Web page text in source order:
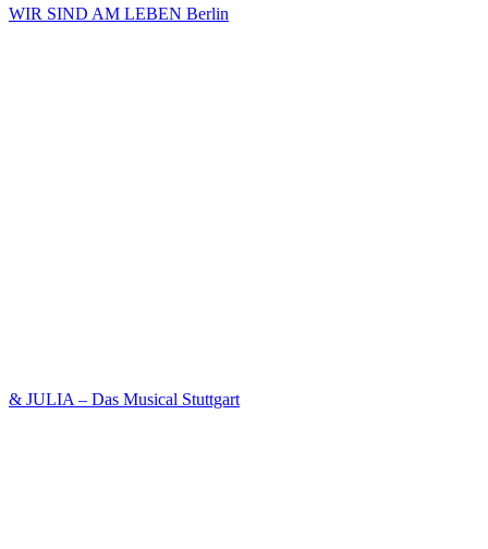
WIR SIND AM LEBEN Berlin
& JULIA – Das Musical Stuttgart